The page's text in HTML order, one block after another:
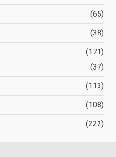
(65)
(38)
(171)
(37)
(113)
(108)
(222)